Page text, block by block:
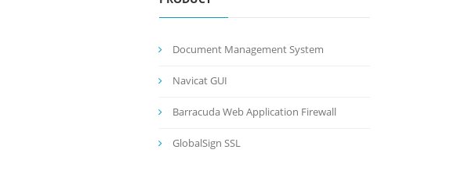
Document Management System
Navicat GUI
Barracuda Web Application Firewall
GlobalSign SSL